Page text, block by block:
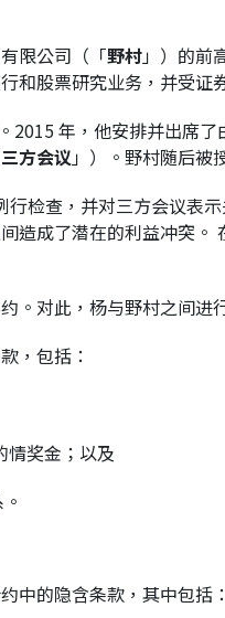
限公司（「野村」）的前
和股票研究业务，并受证
2015 年，他安排并出席
三方会议」）。野村随后被
检查，并对三方会议表
造成了潜在的利益冲突
。对此，杨与野村之间
，包括：
情奖金；以及
中的隐含条款，其中包括：